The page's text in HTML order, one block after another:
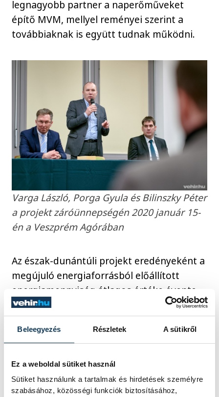
Beleegyezés Részletek A sütikről
Ez a weboldal sütiket használ
Sütiket használunk a tartalmak és hirdetések személyre
szabásához, közösségi funkciók biztosításához,
legnagyobb partner a naperőműveket
építő MVM, mellyel reményei szerint a
továbbiaknak is együtt tudnak működni.
Varga László, Porga Gyula és Bilinszky Péter
a projekt záróünnepségén 2020 január 15-
én a Veszprém Agórában
Az észak-dunántúli projekt eredényeként a
megújuló energiaforrásból előállított
energiamennyiség átlagos értéke évente
47 688,51 GJ-lal emelkedik, az
üvegházhatást okozó gázok csökkenése
pedig átlagosan évi 12 923, 59 tonnával
termelő rendszerek összes beépített
kapacitása 12,4 MWp, névleges
teljesítőképességük pedig 10,5 MWe”-